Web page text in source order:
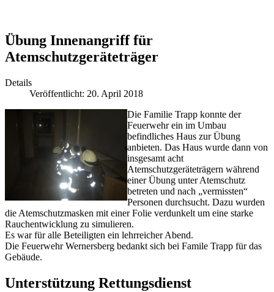
Übung Innenangriff für
Atemschutzgeräteträger
Details
Veröffentlicht: 20. April 2018
Die Familie Trapp konnte der
Feuerwehr ein im Umbau
befindliches Haus zur Übung
anbieten. Das Haus wurde dann von
insgesamt acht
Atemschutzgeräteträgern während
einer Übung unter Atemschutz
betreten und nach „vermissten“
Personen durchsucht. Dazu wurden
die Atemschutzmasken mit einer Folie verdunkelt um eine starke
Rauchentwicklung zu simulieren.
Es war für alle Beteiligten ein lehrreicher Abend.
Die Feuerwehr Wernersberg bedankt sich bei Famile Trapp für das
Gebäude.
Unterstützung Rettungsdienst